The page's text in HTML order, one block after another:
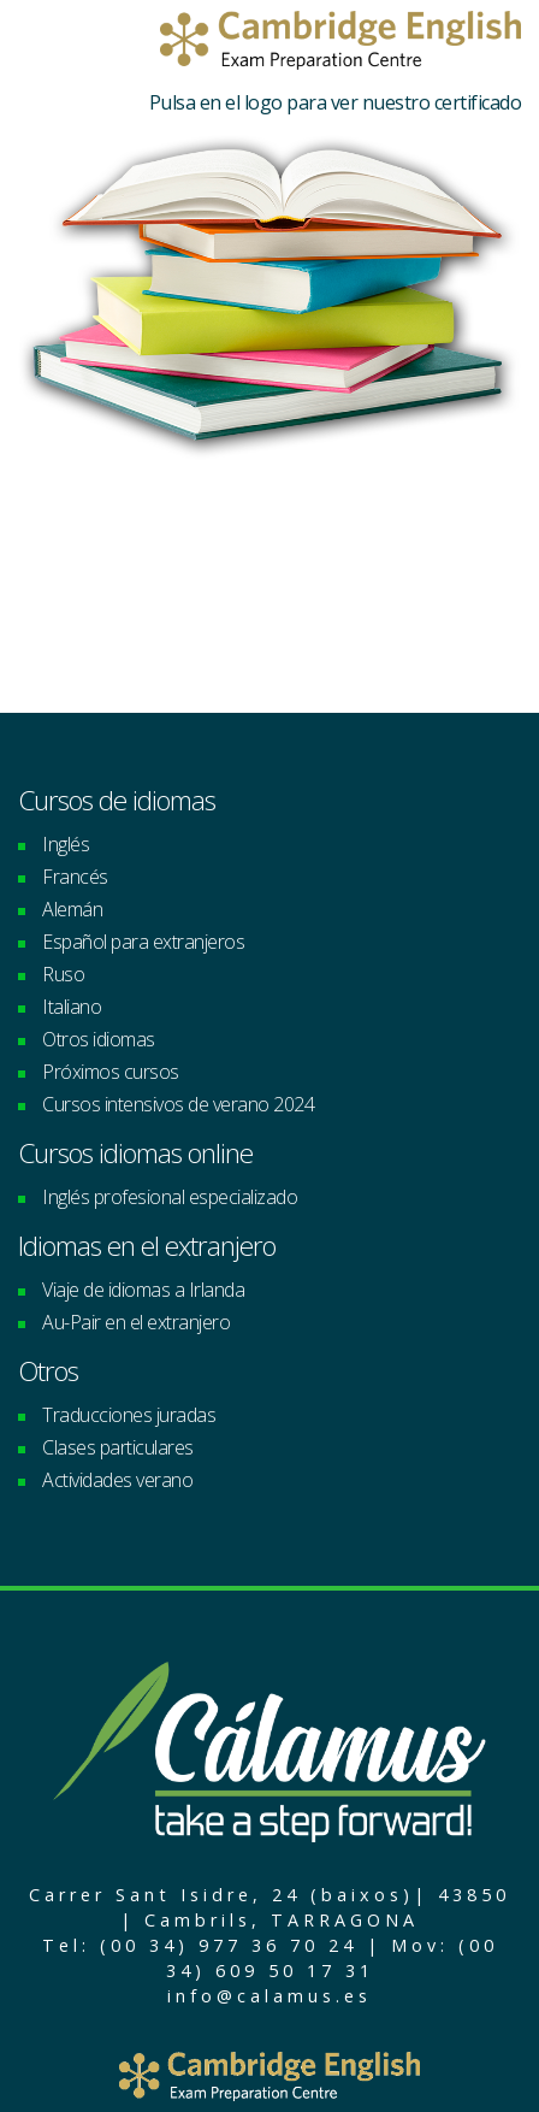
Pulsa en el logo para ver nuestro certificado
Cursos de idiomas
Inglés
Francés
Alemán
Español para extranjeros
Ruso
Italiano
Otros idiomas
Próximos cursos
Cursos intensivos de verano 2024
Cursos idiomas online
Inglés profesional especializado
Idiomas en el extranjero
Viaje de idiomas a Irlanda
Au-Pair en el extranjero
Otros
Traducciones juradas
Clases particulares
Actividades verano
Carrer Sant Isidre, 24 (baixos)| 43850
| Cambrils, TARRAGONA
Tel: (00 34) 977 36 70 24 | Mov: (00
34) 609 50 17 31
info@calamus.es